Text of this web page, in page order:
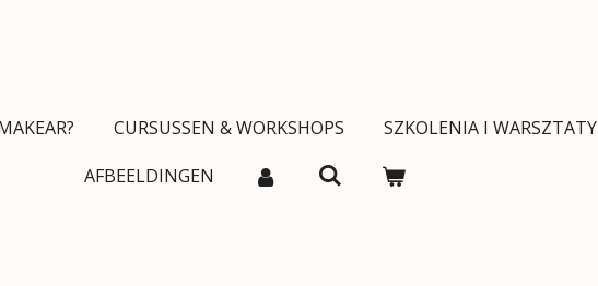
CURSUSSEN & WORKSHOPS SZKOLENIA I WARSZTATY
AFBEELDINGEN